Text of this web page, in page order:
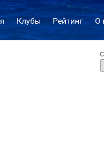
Клубы Рейтинг О